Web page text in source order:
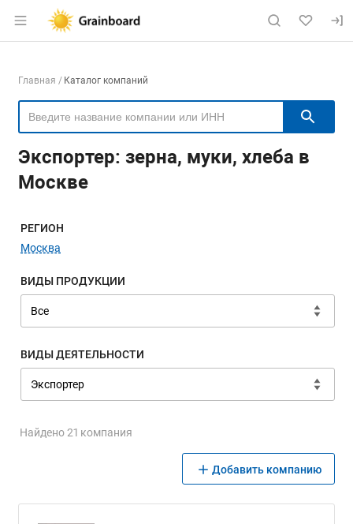
Раздел навигации по сайту
Навигация по компаниям
Главная Каталог компаний
Экспортер: зерна, муки, хлеба в
Москве
Меню навигации
РЕГИОН
Москва
ВИДЫ ПРОДУКЦИИ
ВИДЫ ДЕЯТЕЛЬНОСТИ
Найдено 21 компания
Добавить компанию